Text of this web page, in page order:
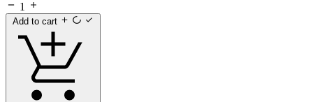
1
Add to cart